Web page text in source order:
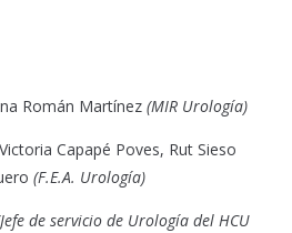
Román Martínez (MIR Urología)
Capapé Poves, Rut Sieso
(F.E.A. Urología)
de servicio de Urología del HCU